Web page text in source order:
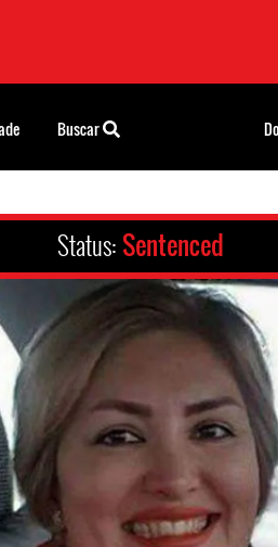
Status: Sentenced
Buscar